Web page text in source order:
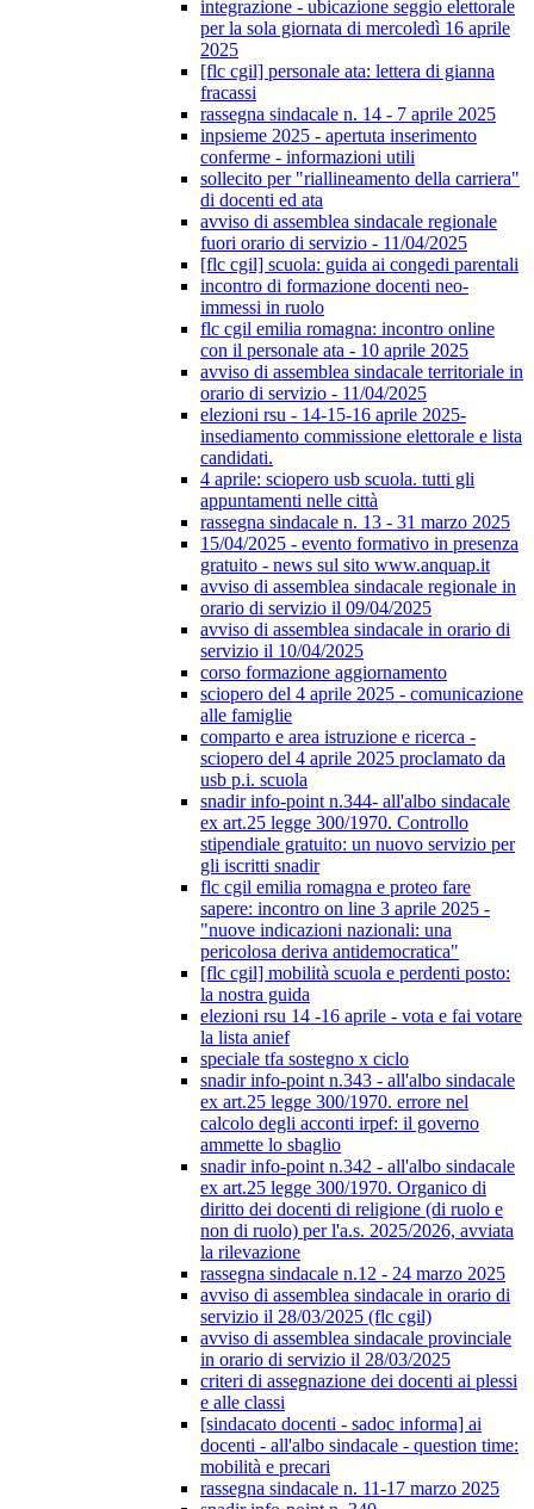
integrazione - ubicazione seggio elettorale
per la sola giornata di mercoledì 16 aprile
2025
[flc cgil] personale ata: lettera di gianna
fracassi
rassegna sindacale n. 14 - 7 aprile 2025
inpsieme 2025 - apertuta inserimento
conferme - informazioni utili
sollecito per "riallineamento della carriera"
di docenti ed ata
avviso di assemblea sindacale regionale
fuori orario di servizio - 11/04/2025
[flc cgil] scuola: guida ai congedi parentali
incontro di formazione docenti neo-
immessi in ruolo
flc cgil emilia romagna: incontro online
con il personale ata - 10 aprile 2025
avviso di assemblea sindacale territoriale in
orario di servizio - 11/04/2025
elezioni rsu - 14-15-16 aprile 2025-
insediamento commissione elettorale e lista
candidati.
4 aprile: sciopero usb scuola. tutti gli
appuntamenti nelle città
rassegna sindacale n. 13 - 31 marzo 2025
15/04/2025 - evento formativo in presenza
gratuito - news sul sito www.anquap.it
avviso di assemblea sindacale regionale in
orario di servizio il 09/04/2025
avviso di assemblea sindacale in orario di
servizio il 10/04/2025
corso formazione aggiornamento
sciopero del 4 aprile 2025 - comunicazione
alle famiglie
comparto e area istruzione e ricerca -
sciopero del 4 aprile 2025 proclamato da
usb p.i. scuola
snadir info-point n.344- all'albo sindacale
ex art.25 legge 300/1970. Controllo
stipendiale gratuito: un nuovo servizio per
gli iscritti snadir
flc cgil emilia romagna e proteo fare
sapere: incontro on line 3 aprile 2025 -
"nuove indicazioni nazionali: una
pericolosa deriva antidemocratica"
[flc cgil] mobilità scuola e perdenti posto:
la nostra guida
elezioni rsu 14 -16 aprile - vota e fai votare
la lista anief
speciale tfa sostegno x ciclo
snadir info-point n.343 - all'albo sindacale
ex art.25 legge 300/1970. errore nel
calcolo degli acconti irpef: il governo
ammette lo sbaglio
snadir info-point n.342 - all'albo sindacale
ex art.25 legge 300/1970. Organico di
diritto dei docenti di religione (di ruolo e
non di ruolo) per l'a.s. 2025/2026, avviata
la rilevazione
rassegna sindacale n.12 - 24 marzo 2025
avviso di assemblea sindacale in orario di
servizio il 28/03/2025 (flc cgil)
avviso di assemblea sindacale provinciale
in orario di servizio il 28/03/2025
criteri di assegnazione dei docenti ai plessi
e alle classi
[sindacato docenti - sadoc informa] ai
docenti - all'albo sindacale - question time:
mobilità e precari
rassegna sindacale n. 11-17 marzo 2025